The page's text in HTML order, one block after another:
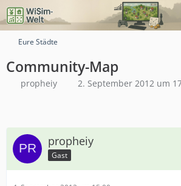
Eure Städte
Community-Map
propheiy 2. September 2012 um
propheiy
Gast